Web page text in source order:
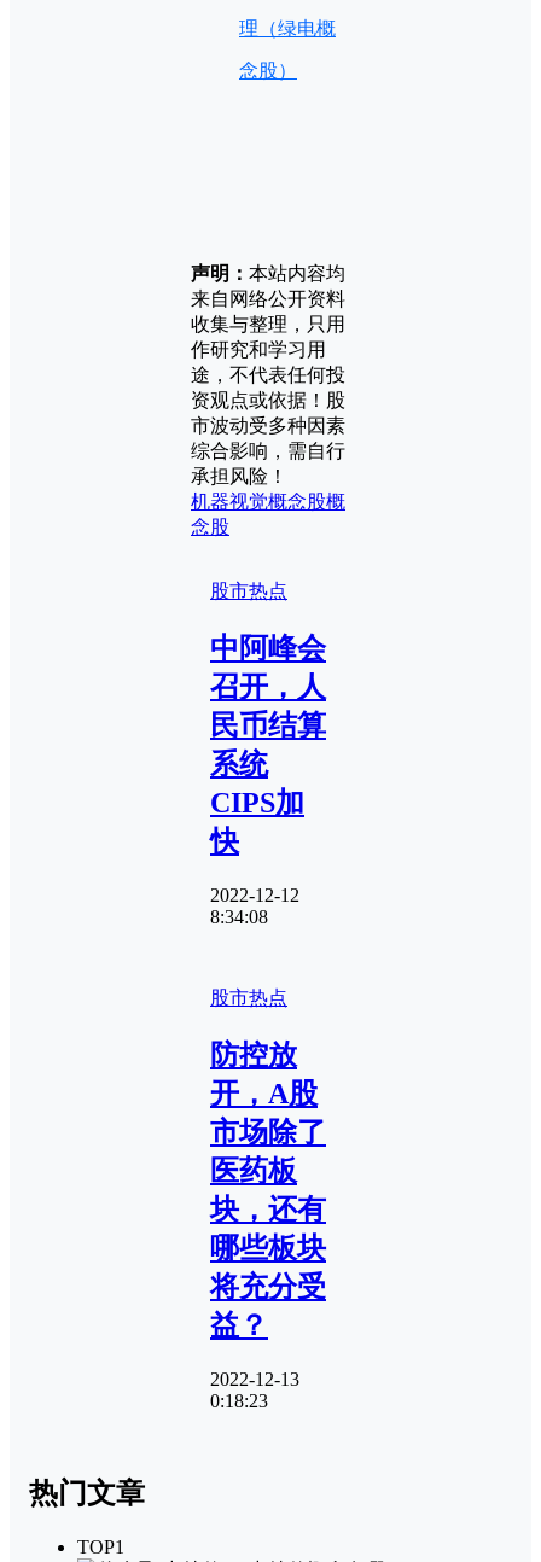
理（绿电概
念股）
声明： 本站内容均
来自网络公开资料
收集与整理，只用
作研究和学习用
途，不代表任何投
资观点或依据！股
市波动受多种因素
综合影响，需自行
承担风险！
机器视觉概念股概
念股
股市热点
中阿峰会
召开，人
民币结算
系统
CIPS加
快
2022-12-12
8:34:08
股市热点
防控放
开，A股
市场除了
医药板
块，还有
哪些板块
将充分受
益？
2022-12-13
0:18:23
热门文章
TOP1